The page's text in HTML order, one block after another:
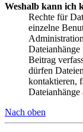
Weshalb kann ich
Rechte für
einzelne
Beitrag
dürfen
kontaktieren,
Dateianhänge
Nach oben